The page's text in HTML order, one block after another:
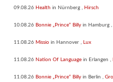
09.08.26 Health in Nürnberg , Hirsch
10.08.26 Bonnie „Prince“ Billy in Hamburg ,
11.08.26 Missio in Hannover , Lux
11.08.26 Nation Of Language in Erlangen ,
11.08.26 Bonnie „Prince“ Billy in Berlin ,